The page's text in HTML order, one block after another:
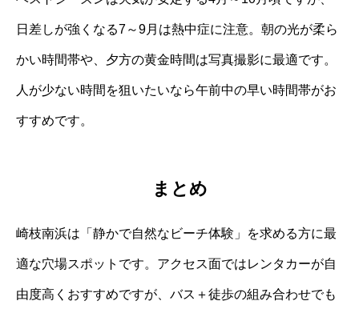
日差しが強くなる7～9月は熱中症に注意。朝の光が柔ら
かい時間帯や、夕方の黄金時間は写真撮影に最適です。
人が少ない時間を狙いたいなら午前中の早い時間帯がお
すすめです。
まとめ
崎枝南浜は「静かで自然なビーチ体験」を求める方に最
適な穴場スポットです。アクセス面ではレンタカーが自
由度高くおすすめですが、バス＋徒歩の組み合わせでも